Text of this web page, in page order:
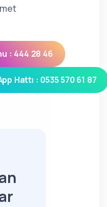
: 444 28 46
Hattı : 0535 570 61 87